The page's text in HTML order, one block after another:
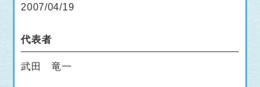
2007/04/19
代表者
武田 竜一